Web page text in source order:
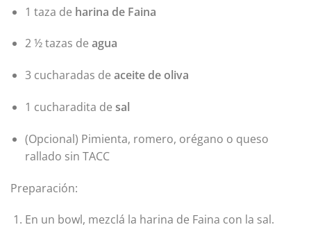
1 taza de harina de Faina
2 ½ tazas de agua
3 cucharadas de aceite de oliva
1 cucharadita de sal
(Opcional) Pimienta, romero, orégano o queso
rallado sin TACC
Preparación:
En un bowl, mezclá la harina de Faina con la sal.